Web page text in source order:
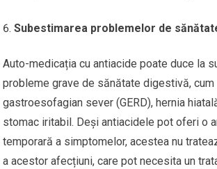
Subestimarea problemelor de
Auto-medicația cu antiacide poate duce la
probleme grave de sănătate digestivă, cum
gastroesofagian sever (GERD), hernia
stomac iritabil. Deși antiacidele pot oferi o
temporară a simptomelor, acestea nu
a acestor afecțiuni, care pot necesita un